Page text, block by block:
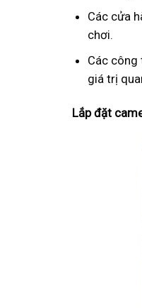
Các cửa
chơi.
Các công
giá trị
Lắp đặt